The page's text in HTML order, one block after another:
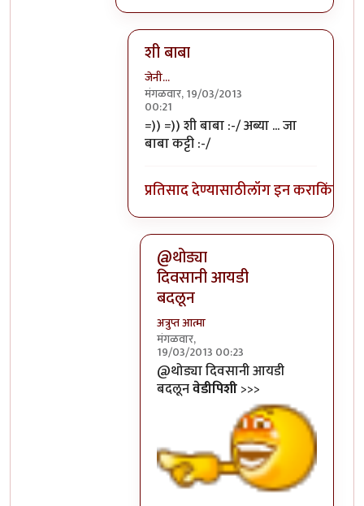
शी बाबा
जेनी...
मंगळवार, 19/03/2013
00:21
In reply toपूजाचे सजेशन ?by
=)) =)) शी बाबा :-/ अब्या ... जा
बाबा कट्टी :-/
प्रतिसाद देण्यासाठीलॉग इन कराकिंवा
@थोड्या
दिवसानी आयडी
बदलून
अत्रुप्त आत्मा
मंगळवार,
19/03/2013 00:23
In reply toपूजाचे सजेशन ?
@थोड्या दिवसानी आयडी
बदलूनवेडीपिशी>>>